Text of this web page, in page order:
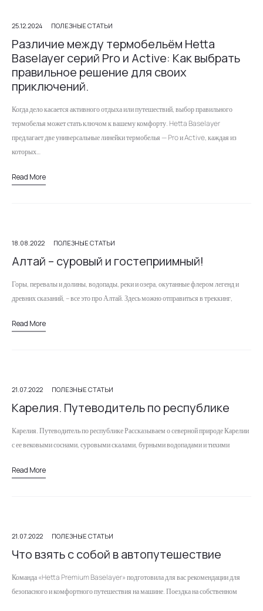
25.12.2024 ПОЛЕЗНЫЕ СТАТЬИ
Различие между термобельём Hetta
Baselayer серий Pro и Active: Как выбрать
правильное решение для своих
приключений.
Когда дело касается активного отдыха или путешествий, выбор правильного
термобелья может стать ключом к вашему комфорту. Hetta Baselayer
предлагает две универсальные линейки термобелья — Pro и Active, каждая из
которых…
Read More
18.08.2022 ПОЛЕЗНЫЕ СТАТЬИ
Алтай – суровый и гостеприимный!
Горы, перевалы и долины, водопады, реки и озера, окутанные флером легенд и
древних сказаний, – все это про Алтай. Здесь можно отправиться в треккинг,
Read More
21.07.2022 ПОЛЕЗНЫЕ СТАТЬИ
Карелия. Путеводитель по республике
Карелия. Путеводитель по республике Рассказываем о северной природе Карелии
с ее вековыми соснами, суровыми скалами, бурными водопадами и тихими
есть…
Read More
21.07.2022 ПОЛЕЗНЫЕ СТАТЬИ
Что взять с собой в автопутешествие
Команда «Hetta Premium Baselayer» подготовила для вас рекомендации для
безопасного и комфортного путешествия на машине. Поездка на собственном